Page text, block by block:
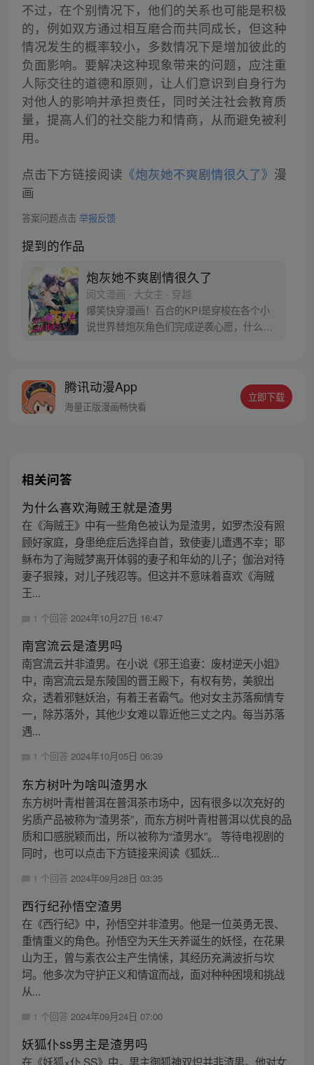
不过，在个别情况下，他们的关系也可能是积极
的，例如双方通过相互磨合而共同成长，但这种
情况发生的概率较小，多数情况下是增加彼此的
负面影响。要解决这种现象带来的问题，应注重
人际交往的道德和原则，让人们意识到自身行为
对他人的影响并承担责任，同时关注社会教育质
量，提高人们的社交能力和情商，从而避免被利
用。
点击下方链接阅读 《炮灰她不爽剧情很久了》 漫
画
答案问题点击 举报反馈
提到的作品
炮灰她不爽剧情很久了
阅文漫画 · 大女主 · 穿越
爆笑快穿漫画！百合的KPI是穿梭在各个小
说世界替炮灰角色们完成逆袭心愿，什么渣
腾讯动漫App
海量正版漫画畅快看
立即下载
相关问答
为什么喜欢海贼王就是渣男
在《海贼王》中有一些角色被认为是渣男，如罗杰没有照
顾好家庭，身患绝症后选择自首，致使妻儿遭遇不幸；耶
稣布为了海贼梦离开体弱的妻子和年幼的儿子；伽治对待
妻子狠辣，对儿子残忍等。但这并不意味着喜欢《海贼
王...
1 个回答 2024年10月27日 16:47
南宫流云是渣男吗
南宫流云并非渣男。在小说《邪王追妻：废材逆天小姐》
中，南宫流云是东陵国的晋王殿下，有权有势，美貌出
众，透着邪魅妖治，有着王者霸气。他对女主苏落痴情专
一，除苏落外，其他少女难以靠近他三丈之内。每当苏落
遇...
1 个回答 2024年10月05日 06:39
东方树叶为啥叫渣男水
东方树叶青柑普洱在普洱茶市场中，因有很多以次充好的
劣质产品被称为“渣男茶”，而东方树叶青柑普洱以优良的品
质和口感脱颖而出，所以被称为“渣男水”。 等待电视剧的
同时，也可以点击下方链接来阅读《狐妖...
1 个回答 2024年09月28日 03:35
西行纪孙悟空渣男
在《西行纪》中，孙悟空并非渣男。他是一位英勇无畏、
重情重义的角色。孙悟空为天生天养诞生的妖怪，在花果
山为王，曾与素衣公主产生情愫，其经历充满波折与坎
坷。他多次为守护正义和情谊而战，面对种种困境和挑战
从...
1 个回答 2024年09月24日 07:00
妖狐仆ss男主是渣男吗
在《妖狐×仆 SS》中，男主御狐神双炽并非渣男。他对女